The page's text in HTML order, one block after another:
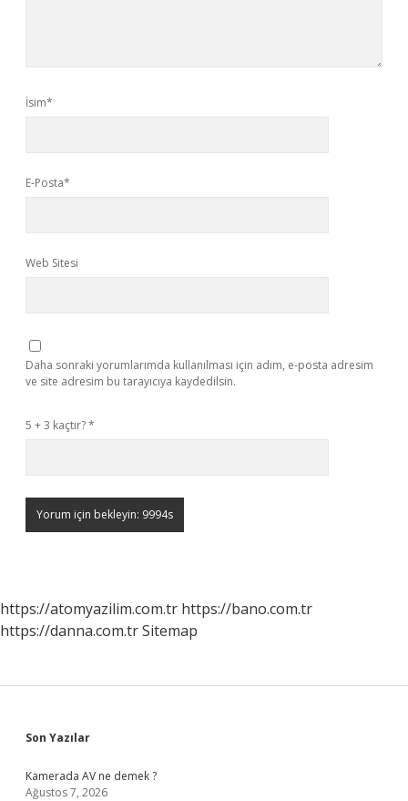
İsim*
E-Posta*
Web Sitesi
Daha sonraki yorumlarımda kullanılması için adım, e-posta adresim
ve site adresim bu tarayıcıya kaydedilsin.
5 + 3 kaçtır?*
https://atomyazilim.com.tr https://bano.com.tr
https://danna.com.trSitemap
Sidebar
Son Yazılar
Kamerada AV ne demek ?
Ağustos 7, 2026